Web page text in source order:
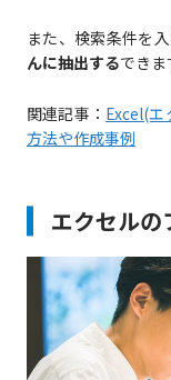
また、検索条件を
んに抽出するできま
関連記事： Excel(エ
方法や作成事例
エクセルの